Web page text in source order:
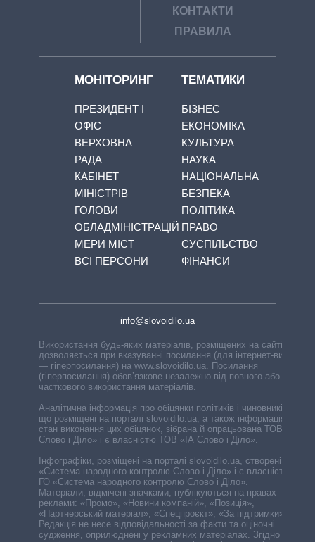
КОНТАКТИ
ПРАВИЛА
МОНІТОРИНГ
ПРЕЗИДЕНТ І
ОФІС
ВЕРХОВНА
РАДА
КАБІНЕТ
МІНІСТРІВ
ГОЛОВИ
ОБЛАДМІНІСТРАЦІЙ
МЕРИ МІСТ
ВСІ ПЕРСОНИ
ТЕМАТИКИ
БІЗНЕС
ЕКОНОМІКА
КУЛЬТУРА
НАУКА
НАЦІОНАЛЬНА
БЕЗПЕКА
ПОЛІТИКА
ПРАВО
СУСПІЛЬСТВО
ФІНАНСИ
info@slovoidilo.ua
Використання будь-яких матеріалів, розміщених на сайті,
дозволяється при вказуванні посилання (для інтернет-видань
— гіперпосилання) на www.slovoidilo.ua. Посилання
(гіперпосилання) обов’язкове незалежно від повного або
часткового використання матеріалів.
Аналітична інформація про обіцянки політиків і чиновників,
що розміщені на порталі slovoidilo.ua, а також інформація про
стан виконання цих обіцянок, зібрана й опрацьована ТОВ «ІА
Слово і Діло» і є власністю ТОВ «ІА Слово і Діло».
Інфографіки, розміщені на порталі slovoidilo.ua, створені ГО
«Система народного контролю Слово і Діло» і є власністю
ГО «Система народного контролю Слово і Діло».
Матеріали, відмічені значками, публікуються на правах
реклами: «Промо», «Новини компаній», «Позиція»,
«Партнерський матеріал», «Спецпроєкт», «За підтримки».
Редакція не несе відповідальності за факти та оціночні
судження, оприлюднені у рекламних матеріалах. Згідно з